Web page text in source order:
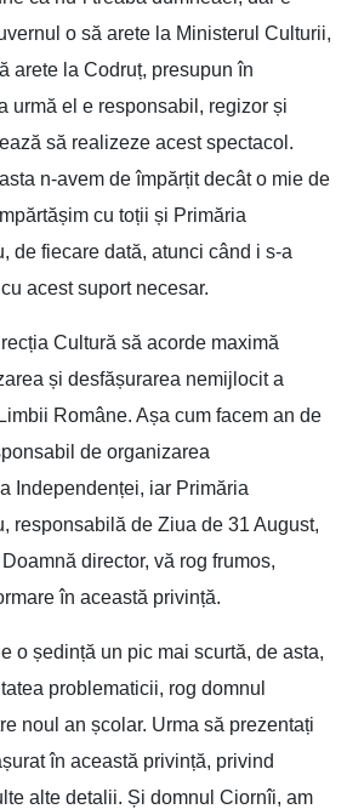
o să arete la Ministerul Culturii,
arete la Codruț, presupun în
urmă el e responsabil, regizor și
să realizeze acest spectacol.
n-avem de împărțit decât o mie de
cu toții și Primăria
de fiecare dată, atunci când i s-a
acest suport necesar.
Cultură să acorde maximă
și desfășurarea nemijlocit a
Române. Așa cum facem an de
de organizarea
Independenței, iar Primăria
responsabilă de Ziua de 31 August,
director, vă rog frumos,
în această privință.
o ședință un pic mai scurtă, de asta,
problematicii, rog domnul
noul an școlar. Urma să prezentați
în această privință, privind
alte detalii. Și domnul Ciornîi, am